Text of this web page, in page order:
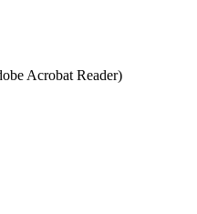
Acrobat Reader)